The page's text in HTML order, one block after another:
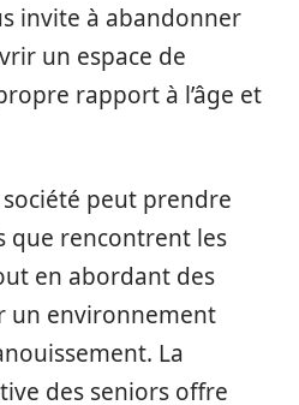
invite à abandonner
un espace de
rapport à l’âge et
société peut prendre
que rencontrent les
en abordant des
un environnement
La
des seniors offre